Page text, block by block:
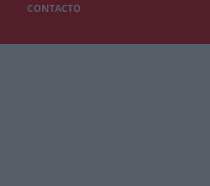
CONTACTO